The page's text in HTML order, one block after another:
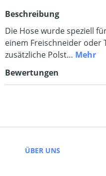
Beschreibung
Die Hose wurde speziell
einem Freischneider oder
zusätzliche Polst… Mehr
Bewertungen
ÜBER UNS